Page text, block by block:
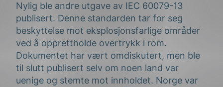
Nylig ble andre utgave av IEC 60079-13
publisert. Denne standarden tar for seg
beskyttelse mot eksplosjonsfarlige områder
ved å opprettholde overtrykk i rom.
Dokumentet har vært omdiskutert, men ble
til slutt publisert selv om noen land var
uenige og stemte mot innholdet. Norge var